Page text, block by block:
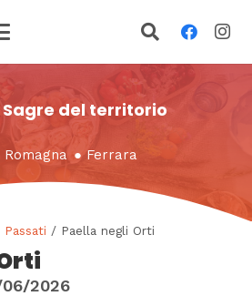
Sagre del territorio
●Ferrara
/ Paella negli Orti
2026